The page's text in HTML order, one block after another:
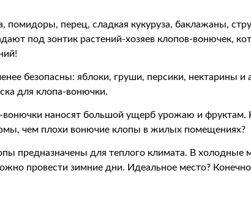
помидоры, перец, сладкая кукуруза, баклажаны,
под зонтик растений-хозяев клопов-вонючек,
безопасны: яблоки, груши, персики, нектарины и
для клопа-вонючки.
вонючки наносят большой ущерб урожаю и фруктам.
чем плохи вонючие клопы в жилых помещениях?
предназначены для теплого климата. В
провести зимние дни. Идеальное место?